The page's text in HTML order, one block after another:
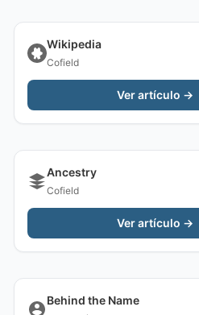
Wikipedia
Cofield
Ver artículo →
Ancestry
Cofield
Ver artículo →
Behind the Name